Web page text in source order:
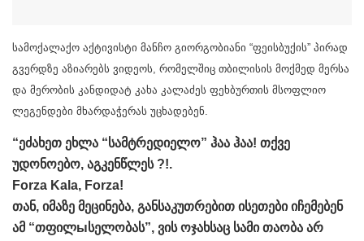
სამოქალაქო აქტივისტი მანჩო გიორგობიანი “ფეისბუქის” პირად
გვერდზე აზიარებს ვიდეოს, რომელშიც თბილისის მოქმედ მერსა
და მერობის კანდიდატ კახა კალაძეს ფეხბურთის მსოფლიო
ლეგენდები მხარდაჭერას უცხადებენ.
“ეძახეთ ეხლა “სამტრედიელო” ჰაა ჰაა! თქვე
უდონოებო, აგკენწლეს ?!.
Forza Kala, Forza!
თან, იმაზე მეცინება, განსაკუთრებით ისეთები იჩემებენ
ამ “თფილыსელობას”, ვის ოჯახსაც სამი თაობა არ